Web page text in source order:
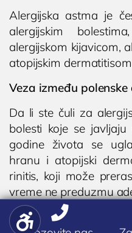
Alergijska astma je
alergijskim
alergijskom kijavicom,
atopijskim
Veza između
Da li ste čuli za
bolesti koje se
godine života se
hranu i atopijski
rinitis, koji može
vreme ne preduzmu
i terapijski koraci pod
